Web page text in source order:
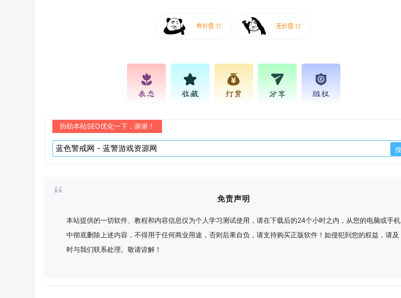
表态 收藏 打赏 分享 版权
协助本站SEO优化一下，谢谢！
免责声明
本站提供的一切软件、教程和内容信息仅为个人学习测试使用，请在下载后的24个小时之内，从您的电脑或手机
中彻底删除上述内容，不得用于任何商业用途，否则后果自负，请支持购买正版软件！如侵犯到您的权益，请及
时与我们联系处理。敬请谅解！